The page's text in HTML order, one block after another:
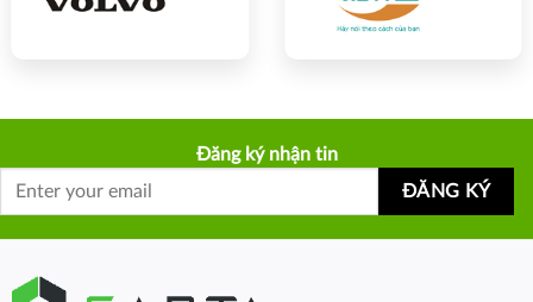
Đăng ký nhận tin